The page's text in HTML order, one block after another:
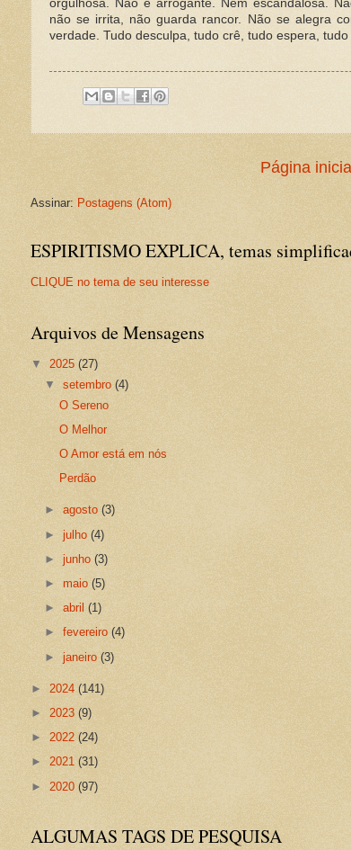
orgulhosa. Não é arrogante. Nem escandalosa.
não se irrita, não guarda rancor. Não se alegra
verdade. Tudo desculpa, tudo crê, tudo espera,
Página
Assinar: Postagens (Atom)
ESPIRITISMO EXPLICA, temas
CLIQUE no tema de seu interesse
Arquivos de Mensagens
▼ 2025 (27)
▼ setembro (4)
O Sereno
O Melhor
O Amor está em nós
Perdão
► agosto (3)
► julho (4)
► junho (3)
► maio (5)
► abril (1)
► fevereiro (4)
► janeiro (3)
► 2024 (141)
► 2023 (9)
► 2022 (24)
► 2021 (31)
► 2020 (97)
ALGUMAS TAGS DE PESQUISA